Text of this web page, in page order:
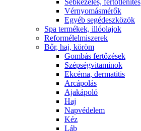
Sebkezelés, fertőtlenítés
Vérnyomásmérők
Egyéb segédeszközök
Spa termékek, illóolajok
Reformélelmiszerek
Bőr, haj, köröm
Gombás fertőzések
Szépségvitaminok
Ekcéma, dermatitis
Arcápolás
Ajakápoló
Haj
Napvédelem
Kéz
Láb